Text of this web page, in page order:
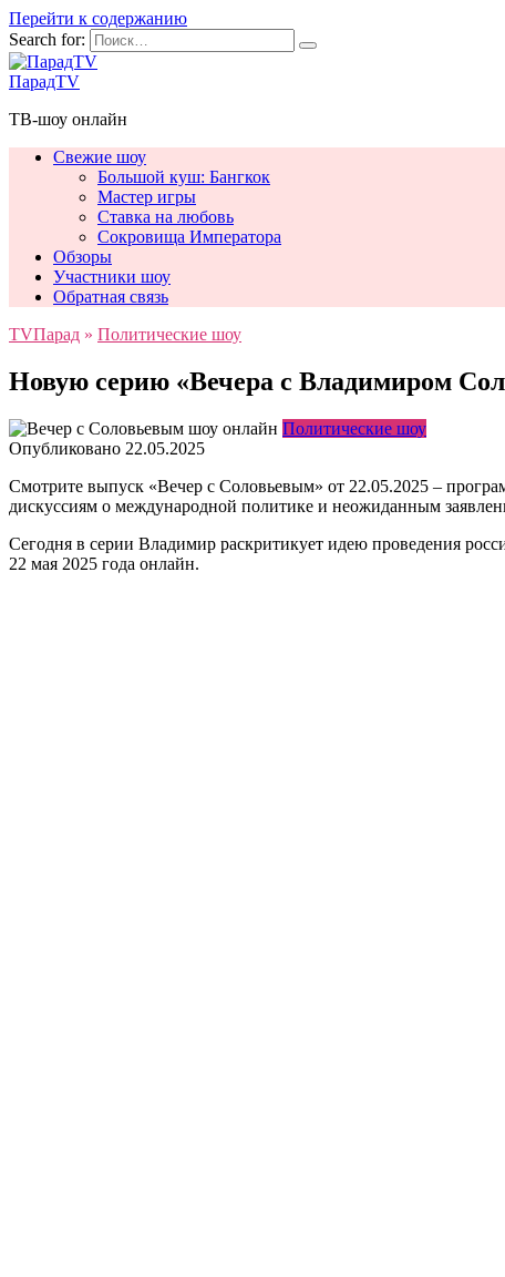
Перейти к содержанию
Search for:
ПарадTV
ТВ-шоу онлайн
Свежие шоу
Большой куш: Бангкок
Мастер игры
Ставка на любовь
Сокровища Императора
Обзоры
Участники шоу
Обратная связь
TVПарад » Политические шоу
Новую серию «Вечера с Владимиром
Политические шоу
Опубликовано 22.05.2025
Смотрите выпуск «Вечер с Соловьевым» от 22.05.2025 –
дискуссиям о международной политике и неожиданным
Сегодня в серии Владимир раскритикует идею проведения
22 мая 2025 года онлайн.